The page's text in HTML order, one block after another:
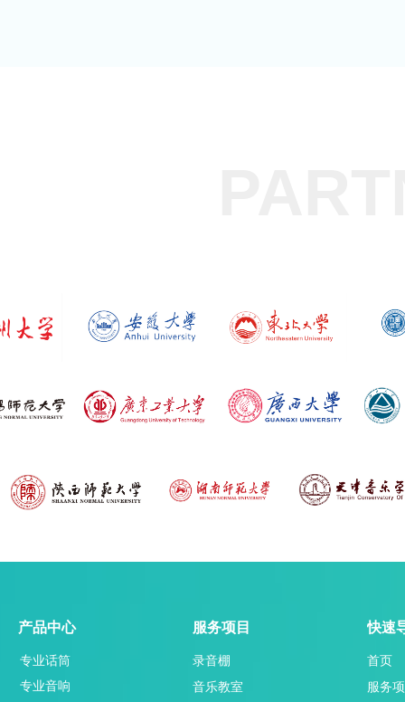
产品中心
专业话筒
专业音响
服务项目
录音棚
音乐教室
快速
首页
服务